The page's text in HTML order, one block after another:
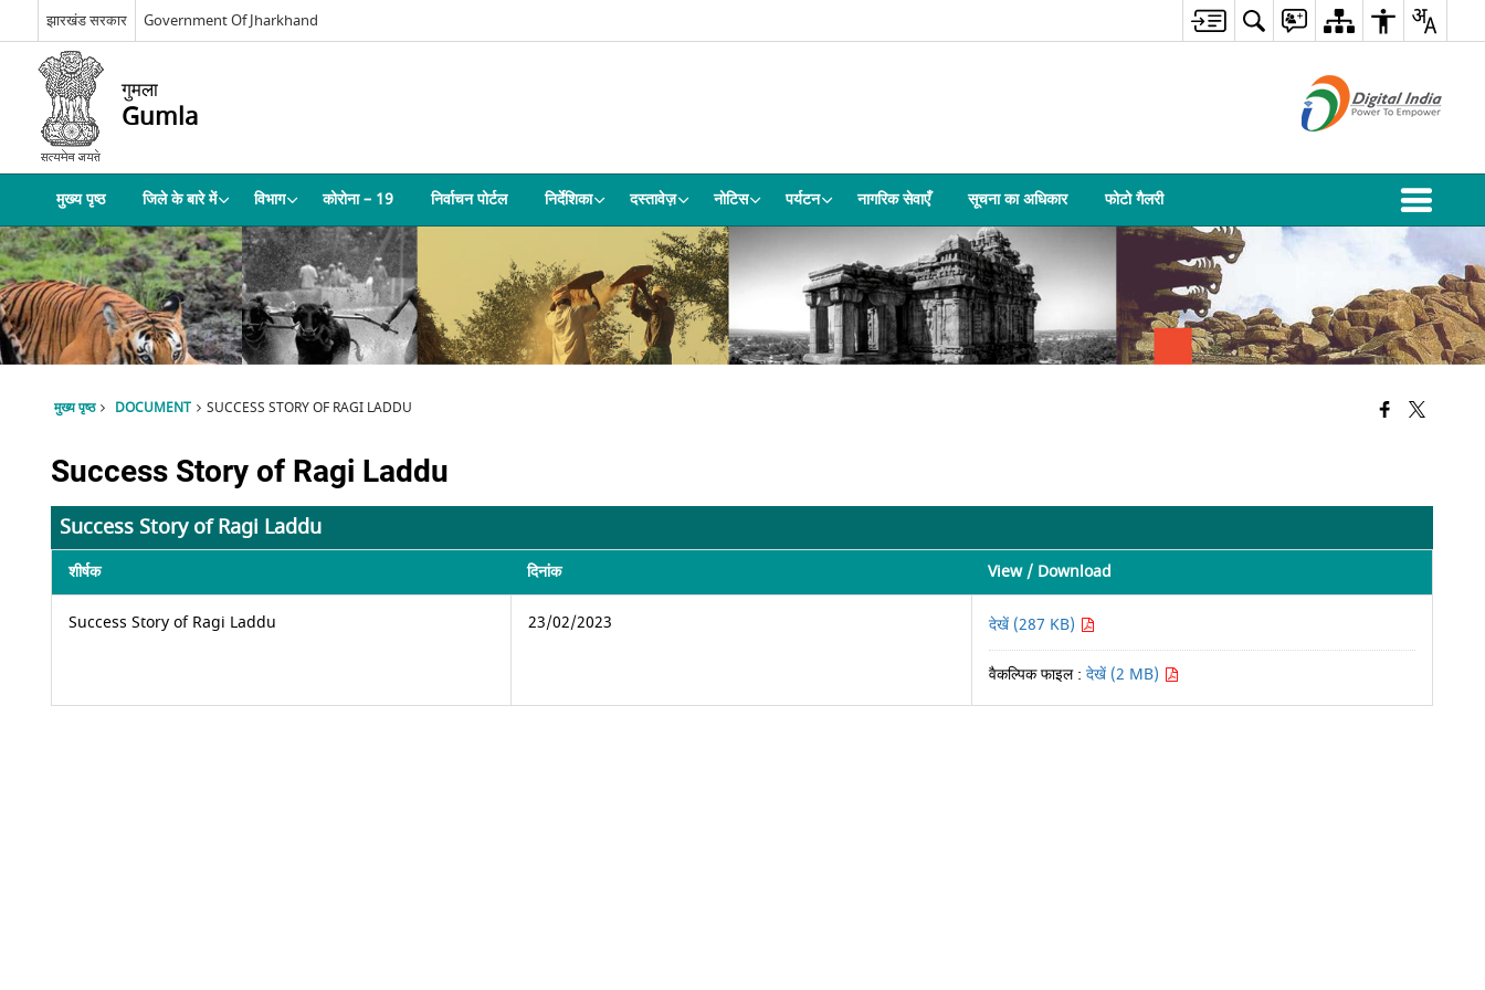
झारखंड सरकार Government Of Jharkhand
गुमला
Gumla
मुख्य पृष्ठ जिले के बारे में विभाग कोरोना – 19 निर्वाचन पोर्टल निर्देशिका दस्तावेज़ नोटिस पर्यटन नागरिक सेवाएँ सूचना का अधिकार फोटो गैलरी
मुख्य पृष्ठ DOCUMENT SUCCESS STORY OF RAGI LADDU
Success Story of Ragi Laddu
Success Story of Ragi Laddu
शीर्षक दिनांक View / Download
Success Story of Ragi Laddu 23/02/2023 देखें (287 KB)
वैकल्पिक फाइल : देखें (2 MB)